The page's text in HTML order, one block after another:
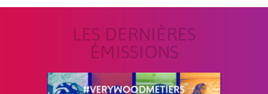
LES DERNIÈRES
ÉMISSIONS